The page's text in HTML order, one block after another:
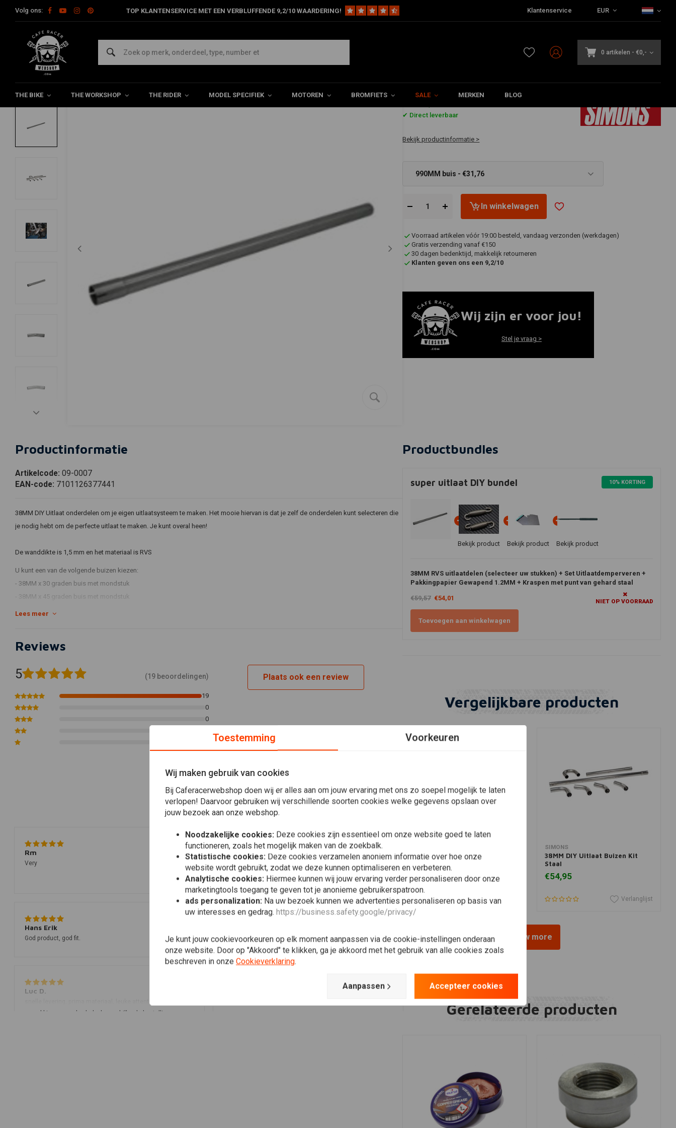
Volg ons: TOP KLANTENSERVICE MET EEN VERBLUFFENDE 9,2/10 WAARDERING! Klantenservice EUR
0 artikelen - €0,-
THE BIKE THE WORKSHOP THE RIDER MODEL SPECIFIEK MOTOREN BROMFIETS SALE MERKEN BLOG
Home The Bike Uitlaat & Toebehoren DIY Materiaal 38MM RVS uitlaatdelen (selecteer uw stukken)
SIMONS
38MM RVS uitlaatdelen (selecteer uw stukken)
€31,76
✔ Direct leverbaar
Bekijk productinformatie >
990MM buis - €31,76
In winkelwagen
Voorraad artikelen vóór 19:00 besteld, vandaag verzonden (werkdagen)
Gratis verzending vanaf €150
30 dagen bedenktijd, makkelijk retourneren
Klanten geven ons een 9,2/10
Wij zijn er voor jou!
Stel je vraag >
Productinformatie
Artikelcode: 09-0007
EAN-code: 7101126377441
38MM DIY Uitlaat onderdelen om je eigen uitlaatsysteem te maken. Het mooie hiervan is dat je zelf de onderdelen kunt selecteren die
je nodig hebt om de perfecte uitlaat te maken. Je kunt overal heen!
De wanddikte is 1,5 mm en het materiaal is RVS
U kunt een van de volgende buizen kiezen:
- 38MM x 30 graden buis met mondstuk
- 38MM x 45 graden buis met mondstuk
- 38MM x 60 graden buis met mondstuk
- 38 mm x 490 mm buis met mondstuk
De buizen zijn ook verkrijgbaar in staal.
Lees meer
Reviews
5 (19 beoordelingen)
19
0
0
Plaats ook een review
Anders Westerstad
Good quality and fast delivery.
Rm
Very
andrew sharp
The exhaust pipes were a great buy and were exactly what I
wanted, the angles that have been produced are excellent.
Hans Erik
God product, god fit. very good quality
Luc D.
verpakking. aanrader. heb al verschillende bestellingen
Productbundles
10% KORTING
super uitlaat DIY bundel
Bekijk product Bekijk product Bekijk product
38MM RVS uitlaatdelen (selecteer uw stukken) + Set Uitlaatdemperveren +
Pakkingpapier Gewapend 1.2MM + Kraspen met punt van gehard staal
€59,57 €54,01 NIET OP VOORRAAD
Toevoegen aan winkelwagen
Vergelijkbare producten
38 mm stalen uitlaatonderdelen
(selecteer uw stukken)
€11,01
Verlanglijst
SIMONS
38MM DIY Uitlaat Buizen Kit
Staal
€54,95
Verlanglijst
View more
Gerelateerde producten
Toestemming Voorkeuren
Wij maken gebruik van cookies
Bij Caferacerwebshop doen wij er alles aan om jouw ervaring met ons zo soepel mogelijk te laten
verlopen! Daarvoor gebruiken wij verschillende soorten cookies welke gegevens opslaan over
jouw bezoek aan onze webshop.
Noodzakelijke cookies: Deze cookies zijn essentieel om onze website goed te laten
functioneren, zoals het mogelijk maken van de zoekbalk.
Statistische cookies: Deze cookies verzamelen anoniem informatie over hoe onze
website wordt gebruikt, zodat we deze kunnen optimaliseren en verbeteren.
Analytische cookies: Hiermee kunnen wij jouw ervaring verder personaliseren door onze
marketingtools toegang te geven tot je anonieme gebruikerspatroon.
ads personalization: Na uw bezoek kunnen we advertenties personaliseren op basis van
uw interesses en gedrag. https://business.safety.google/privacy/
Je kunt jouw cookievoorkeuren op elk moment aanpassen via de cookie-instellingen onderaan
onze website. Door op "Akkoord" te klikken, ga je akkoord met het gebruik van alle cookies zoals
beschreven in onze Cookieverklaring.
Aanpassen Accepteer cookies